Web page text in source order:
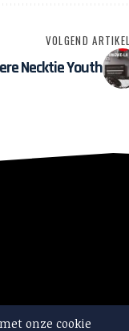
onze cookie
VOLGEND ARTIKEL
Necktie Youth